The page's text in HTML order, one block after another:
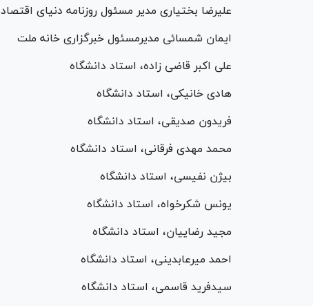
علیرضا بختیاری مدیر مسئول روزنامه دنیای اقتصاد
ایمان شمسائی مدیرمسئول خبرگزاری خانه ملت
علی اکبر قاضی زاده، استاد دانشگاه
هادی خانیکی، استاد دانشگاه
فریدون صدیقی، استاد دانشگاه
محمد مهدی فرقانی، استاد دانشگاه
بیژن نفیسی، استاد دانشگاه
یونس شکرخواه، استاد دانشگاه
مجید رضاییان، استاد دانشگاه
احمد میرعابدینی، استاد دانشگاه
سیدفرید قاسمی، استاد دانشگاه